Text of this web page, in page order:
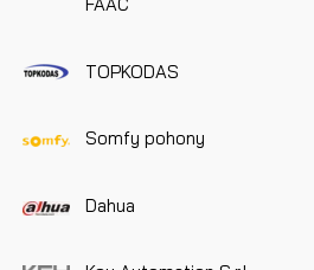
TOPKODAS
Somfy pohony
Dahua